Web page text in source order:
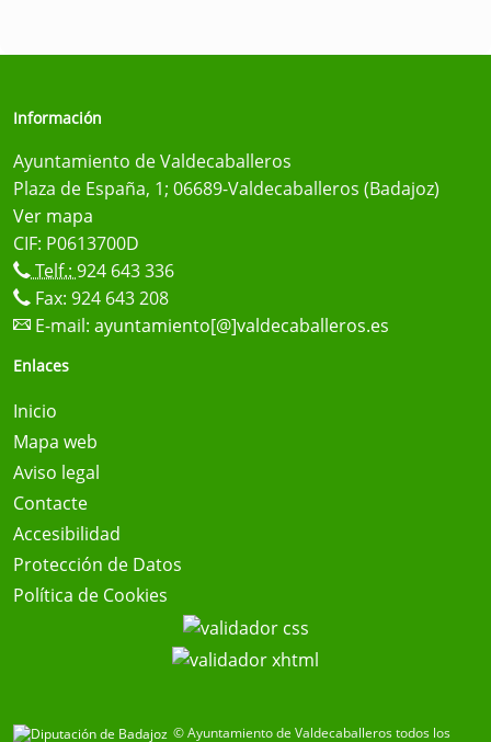
Información
Ayuntamiento de Valdecaballeros
Plaza de España, 1; 06689-Valdecaballeros (Badajoz)
Ver mapa
CIF: P0613700D
Telf.: 924 643 336
Fax: 924 643 208
E-mail: ayuntamiento[@]valdecaballeros.es
Enlaces
Inicio
Mapa web
Aviso legal
Contacte
Accesibilidad
Protección de Datos
Política de Cookies
© Ayuntamiento de Valdecaballeros todos los